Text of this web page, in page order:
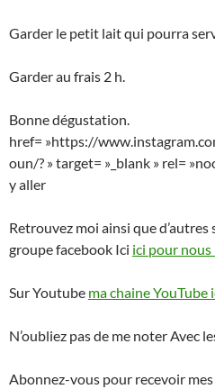
Garder le petit lait qui pourra
Garder au frais 2 h.
Bonne dégustation.
href= »https://
oun/? » target= »_blank » rel=
y aller
Retrouvez moi ainsi que
groupe facebook Ici ici pour
Sur Youtube ma chaine YouTube
N’oubliez pas de me noter Avec
Abonnez-vous pour recevoir